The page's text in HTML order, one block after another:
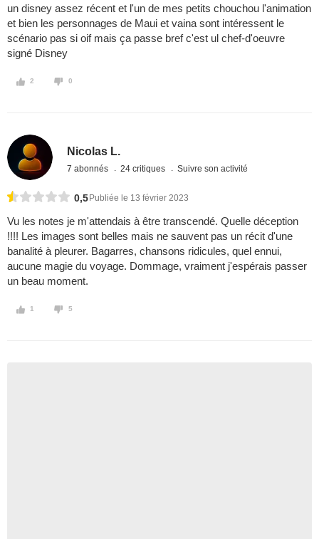
un disney assez récent et l'un de mes petits chouchou l'animation
et bien les personnages de Maui et vaina sont intéressent le
scénario pas si oif mais ça passe bref c'est ul chef-d'oeuvre
signé Disney
2 0
Nicolas L.
7 abonnés 24 critiques Suivre son activité
0,5 Publiée le 13 février 2023
Vu les notes je m'attendais à être transcendé. Quelle déception
!!!! Les images sont belles mais ne sauvent pas un récit d'une
banalité à pleurer. Bagarres, chansons ridicules, quel ennui,
aucune magie du voyage. Dommage, vraiment j'espérais passer
un beau moment.
1 5